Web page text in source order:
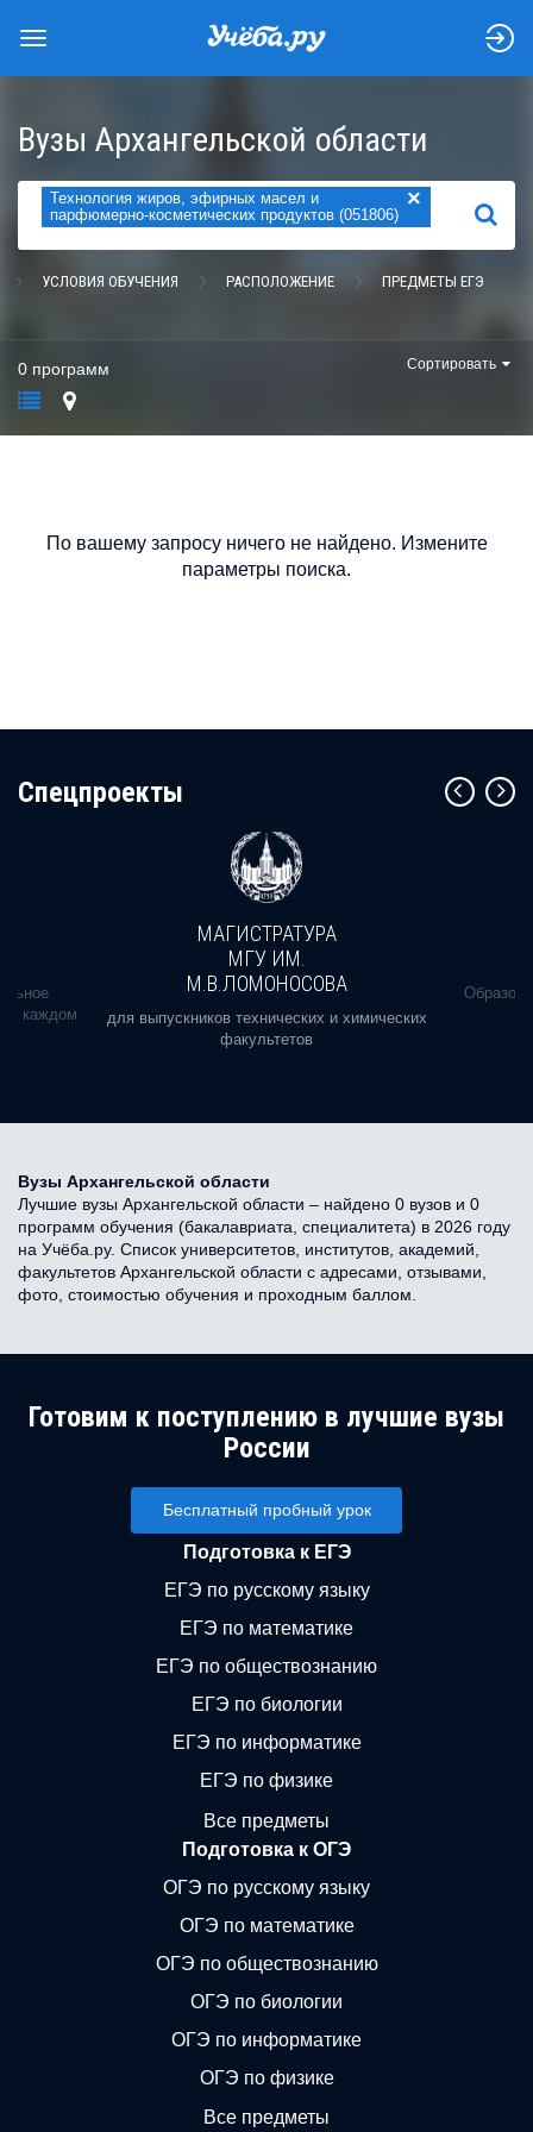
Вузы Архангельской области
Технология жиров, эфирных масел и
парфюмерно-косметических продуктов (051806)
×
НАЙТИ
УСЛОВИЯ ОБУЧЕНИЯ РАСПОЛОЖЕНИЕ ПРЕДМЕТЫ ЕГЭ
0 программ Сортировать
По вашему запросу ничего не найдено. Измените
параметры поиска.
Cпецпроекты
в каждом
МАГИСТРАТУРА
МГУ ИМ.
М.В.ЛОМОНОСОВА
для выпускников технических и химических
факультетов
Вузы Архангельской области
Лучшие вузы Архангельской области – найдено 0 вузов и 0
программ обучения (бакалавриата, специалитета) в 2026 году
на Учёба.ру. Список университетов, институтов, академий,
факультетов Архангельской области с адресами, отзывами,
фото, стоимостью обучения и проходным баллом.
Готовим к поступлению в лучшие вузы
России
Бесплатный пробный урок
Подготовка к ЕГЭ
ЕГЭ по русскому языку
ЕГЭ по математике
ЕГЭ по обществознанию
ЕГЭ по биологии
ЕГЭ по информатике
ЕГЭ по физике
Все предметы
Подготовка к ОГЭ
ОГЭ по русскому языку
ОГЭ по математике
ОГЭ по обществознанию
ОГЭ по биологии
ОГЭ по информатике
ОГЭ по физике
Все предметы